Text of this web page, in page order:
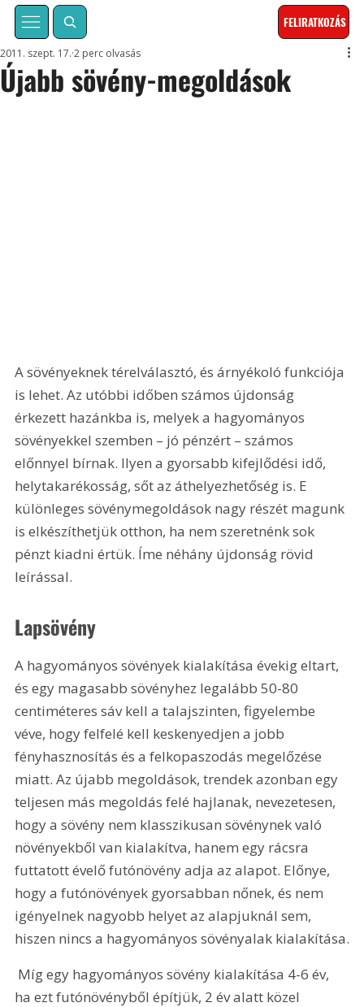
FELIRATKOZÁS
Újabb sövény-megoldások
2011. szept. 17. 2 perc olvasás
A sövényeknek térelválasztó, és árnyékoló funkciója
is lehet. Az utóbbi időben számos újdonság
érkezett hazánkba is, melyek a hagyományos
sövényekkel szemben – jó pénzért – számos
előnnyel bírnak. Ilyen a gyorsabb kifejlődési idő,
helytakarékosság, sőt az áthelyezhetőség is. E
különleges sövénymegoldások nagy részét magunk
is elkészíthetjük otthon, ha nem szeretnénk sok
pénzt kiadni értük. Íme néhány újdonság rövid
leírással.
Lapsövény
A hagyományos sövények kialakítása évekig eltart,
és egy magasabb sövényhez legalább 50-80
centiméteres sáv kell a talajszinten, figyelembe
véve, hogy felfelé kell keskenyedjen a jobb
fényhasznosítás és a felkopaszodás megelőzése
miatt. Az újabb megoldások, trendek azonban egy
teljesen más megoldás felé hajlanak, nevezetesen,
hogy a sövény nem klasszikusan sövénynek való
növényekből van kialakítva, hanem egy rácsra
futtatott évelő futónövény adja az alapot. Előnye,
hogy a futónövények gyorsabban nőnek, és nem
igényelnek nagyobb helyet az alapjuknál sem,
hiszen nincs a hagyományos sövényalak kialakítása.
ha ezt futónövényből építjük, 2 év alatt közel